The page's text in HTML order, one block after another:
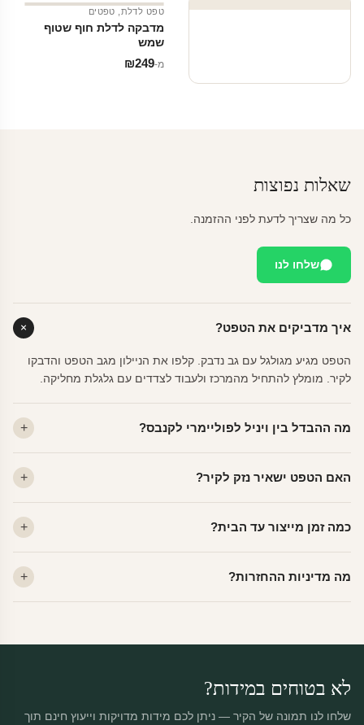
טפט לדלת טפטים
מדבקה לדלת חוף שטוף
שמש
מ‑ ₪249
שאלות נפוצות
כל מה שצריך לדעת לפני ההזמנה.
שלחו לנו
איך מדביקים את הטפט?
הטפט מגיע מגולגל עם גב נדבק. קלפו את הניילון מגב הטפט והדבקו
לקיר. מומלץ להתחיל מהמרכז ולעבוד לצדדים עם גלגלת מחליקה.
מה ההבדל בין ויניל לפוליימרי לקנבס?
פרמיום. קנבס — בד אמנותי יוקרתי, מט.
האם הטפט ישאיר נזק לקיר?
מתאים לקיר מטויח, גבס, קרמיקה וזכוכית.
כמה זמן מייצור עד הבית?
יוצאות באותו יום.
מה מדיניות ההחזרות?
לא בטוחים במידות?
שלחו לנו תמונה של הקיר — ניתן לכם מידות מדויקות וייעוץ חינם תוך